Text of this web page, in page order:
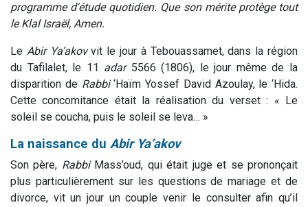
programme d'étude quotidien. Que son mérite protège tout
le Klal Israël, Amen.
Le Abir Ya’akovvit le jour à Tebouassamet, dans la région
du Tafilalet, le 11 adar5566 (1806), le jour même de la
disparition de Rabbi‘Haïm Yossef David Azoulay, le ‘Hida.
Cette concomitance était la réalisation du verset : « Le
soleil se coucha, puis le soleil se leva… »
La naissance du Abir Ya’akov
Son père, RabbiMass’oud, qui était juge et se prononçait
plus particulièrement sur les questions de mariage et de
divorce, vit un jour un couple venir le consulter afin qu’il